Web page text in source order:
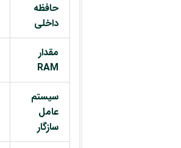
حافظه
داخلی
مقدار
RAM
سیستم
عامل
سازگار